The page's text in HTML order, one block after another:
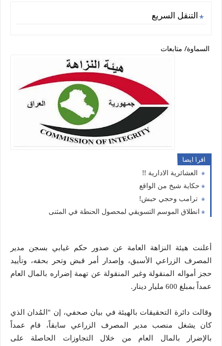
التنقل السريع
السماوة/ متابعات
اقرا ايضا
العشائرية الادارية !!
حكاية شيخ من الواقع
ترامب وحجي حبش!
انطلاق الموسم التسويقي لمحصول الحنطة في المثنى
أعلنت هيئة النزاهة العامة عن صدور حكم غيابي بسجن مدير
المصرف الزراعي الأسبق، وإصدار أمر قبض وتحر بحقه، وتأييد
حجز أمواله المنقولة وغير المنقولة عن تهمة إضراره بالمال العام
عمداً بمبلغ 600 مليار دينار.
وقالت دائرة التحقيقات بالهيئة في بيان صحفي، إن "المُدان الذي
كان يشغل منصب مدير المصرف الزراعي سابقاً، قام عمداً
بالإضرار بالمال العام من خلال التجاوزات الحاصلة على